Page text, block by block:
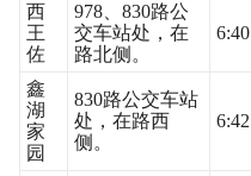
西
王
佐
978、830路公
交车站处，在
路北侧。
6:40
鑫
湖
家
园
830路公交车站
处，在路西
侧。
6:42